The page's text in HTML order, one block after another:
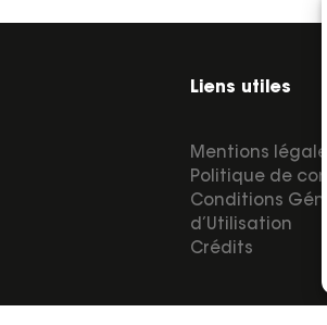
Liens utiles
Mentions
Politique de
Conditions
d’Utilisation
Crédits